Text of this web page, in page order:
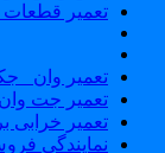
تعمیر قطعات
تعمیر وان
تعمیر جت وان
تعمیر خرابی
نمایندگی فروش